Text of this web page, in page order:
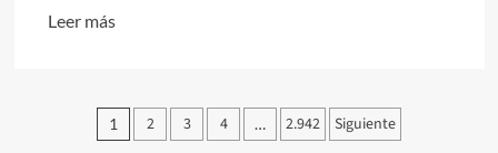
lejos
extremos
Leer másLeer
Oficialización
y
Paginación
1 2 3 4 … 2.942 Siguiente